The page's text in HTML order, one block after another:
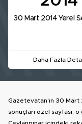
30 Mart 2014 Yerel
Daha Fazla
Gazetevatan'ın 30 Mart
sonuçları özel sayfası,